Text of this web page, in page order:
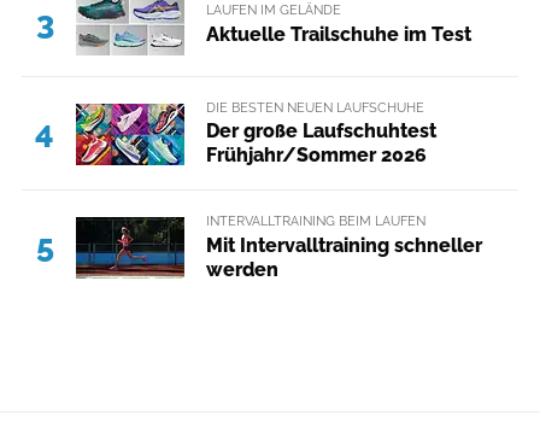
3 LAUFEN IM GELÄNDE
Aktuelle Trailschuhe im Test
4
DIE BESTEN NEUEN LAUFSCHUHE
Der große Laufschuhtest
Frühjahr/Sommer 2026
5
INTERVALLTRAINING BEIM LAUFEN
Mit Intervalltraining schneller
werden